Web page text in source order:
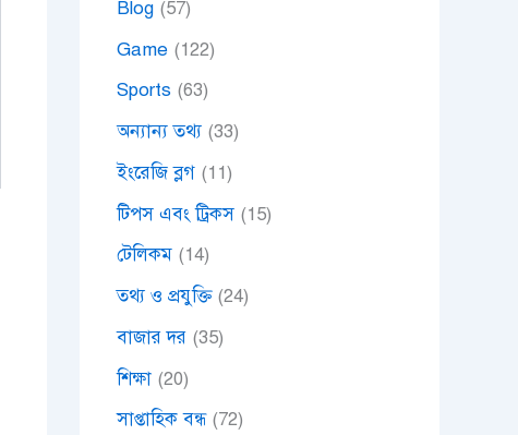
Blog (57)
Game (122)
Sports (63)
অন্যান্য তথ্য (33)
ইংরেজি ব্লগ (11)
টিপস এবং ট্রিকস (15)
টেলিকম (14)
তথ্য ও প্রযুক্তি(24)
বাজার দর (35)
শিক্ষা (20)
সাপ্তাহিক বন্ধ(72)